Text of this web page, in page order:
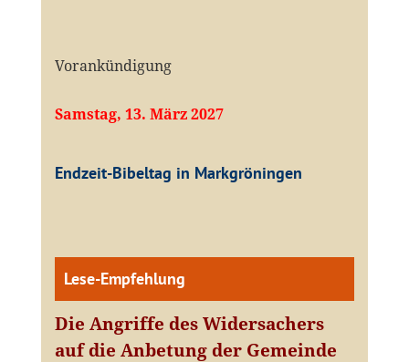
Vorankündigung
Samstag, 13. März 2027
Endzeit-Bibeltag in Markgröningen
Lese-Empfehlung
Die Angriffe des Widersachers
auf die Anbetung der Gemeinde